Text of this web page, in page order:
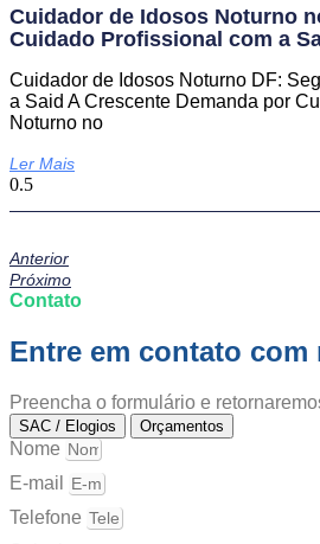
Cuidador de Idosos Noturno
Cuidado Profissional com a
Cuidador de Idosos Noturno DF:
a Said A Crescente Demanda por
Noturno no
Ler Mais
Anterior
Próximo
Contato
Entre em contato com
Preencha o formulário e
SAC / Elogios Orçamentos
Nome
E-mail
Telefone